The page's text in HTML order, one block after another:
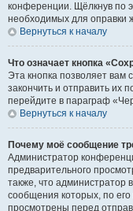
конференции. Щёлкнув по
необходимых для
Вернуться к началу
Что означает кнопка
Эта кнопка позволяет вам
закончить и отправить их
перейдите в параграф
Вернуться к началу
Почему моё сообщение
Администратор
предварительного
также, что администратор
сообщения которых, по
просмотрены перед